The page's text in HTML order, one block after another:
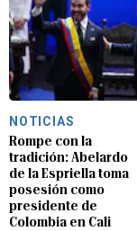
NOTICIAS
Rompe con la
tradición: Abelardo
de la Espriella toma
posesión como
presidente de
Colombia en Cali